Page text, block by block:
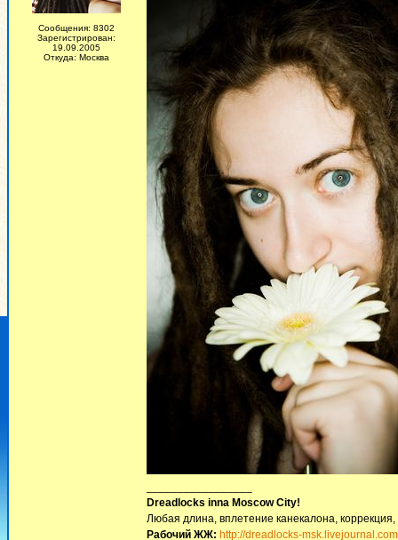
Сообщения: 8302
Зарегистрирован:
19.09.2005
Откуда: Москва
Dreadlocks inna Moscow Сity!
Любая длина, вплетение канекалона,
Рабочий ЖЖ: http://dreadlocks-